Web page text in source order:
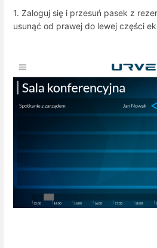
1. Zaloguj się i przesuń pasek z
usunąć od prawej do lewej części